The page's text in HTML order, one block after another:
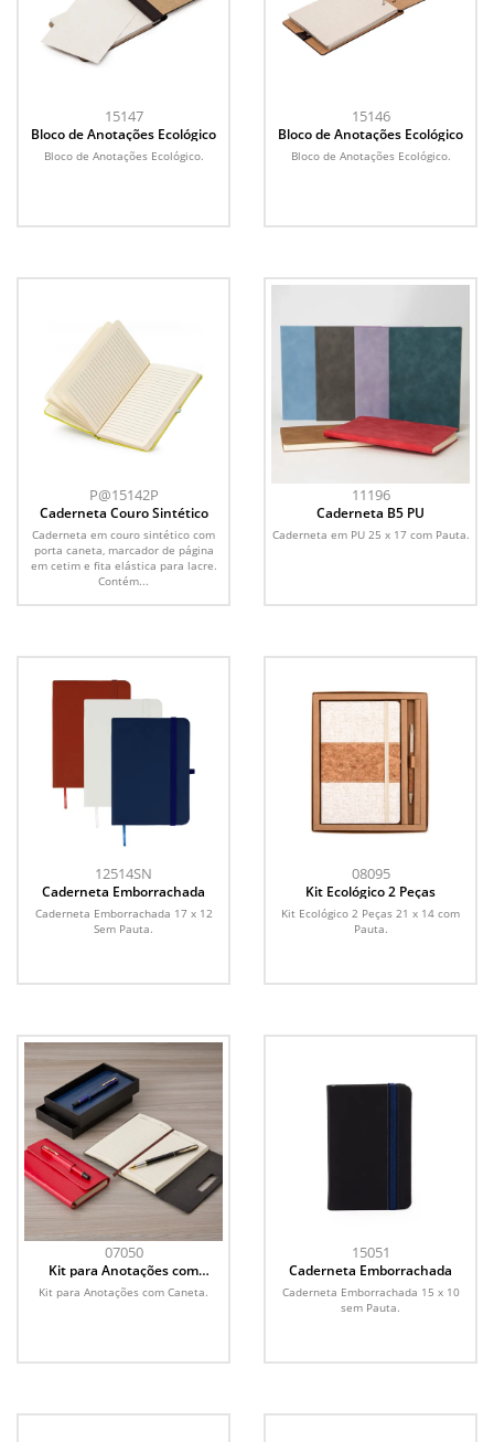
15147
Bloco de Anotações Ecológico
Bloco de Anotações Ecológico.
15146
Bloco de Anotações Ecológico
Bloco de Anotações Ecológico.
P@15142P
Caderneta Couro Sintético
Caderneta em couro sintético com
porta caneta, marcador de página
em cetim e fita elástica para lacre.
Contém...
11196
Caderneta B5 PU
Caderneta em PU 25 x 17 com Pauta.
12514SN
Caderneta Emborrachada
Caderneta Emborrachada 17 x 12
Sem Pauta.
08095
Kit Ecológico 2 Peças
Kit Ecológico 2 Peças 21 x 14 com
Pauta.
07050
Kit para Anotações com
Caneta
Kit para Anotações com Caneta.
15051
Caderneta Emborrachada
Caderneta Emborrachada 15 x 10
sem Pauta.